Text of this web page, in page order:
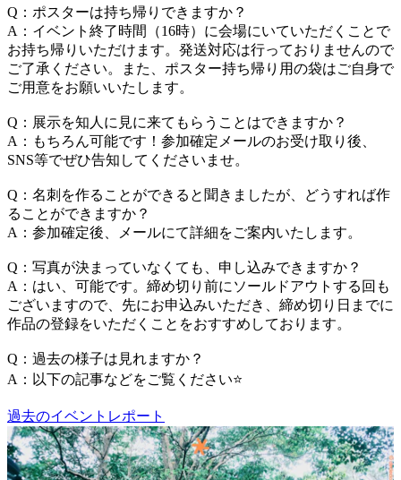
Q：ポスターは持ち帰りできますか？
A：イベント終了時間（16時）に会場にいていただくことで
お持ち帰りいただけます。発送対応は行っておりませんので
ご了承ください。また、ポスター持ち帰り用の袋はご自身で
ご用意をお願いいたします。
Q：展示を知人に見に来てもらうことはできますか？
A：もちろん可能です！参加確定メールのお受け取り後、
SNS等でぜひ告知してくださいませ。
Q：名刺を作ることができると聞きましたが、どうすれば作
ることができますか？
A：参加確定後、メールにて詳細をご案内いたします。
Q：写真が決まっていなくても、申し込みできますか？
A：はい、可能です。締め切り前にソールドアウトする回も
ございますので、先にお申込みいただき、締め切り日までに
作品の登録をいただくことをおすすめしております。
Q：過去の様子は見れますか？
A：以下の記事などをご覧ください⭐️
過去のイベントレポート